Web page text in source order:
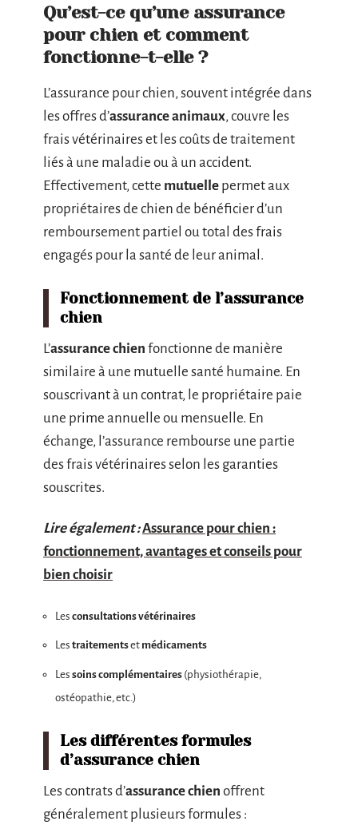
Qu’est-ce qu’une assurance
pour chien et comment
fonctionne-t-elle ?
L’assurance pour chien, souvent intégrée dans
les offres d’assurance animaux, couvre les
frais vétérinaires et les coûts de traitement
liés à une maladie ou à un accident.
Effectivement, cette mutuelle permet aux
propriétaires de chien de bénéficier d’un
remboursement partiel ou total des frais
engagés pour la santé de leur animal.
Fonctionnement de l’assurance
chien
L’assurance chien fonctionne de manière
similaire à une mutuelle santé humaine. En
souscrivant à un contrat, le propriétaire paie
une prime annuelle ou mensuelle. En
échange, l’assurance rembourse une partie
des frais vétérinaires selon les garanties
souscrites.
Lire également :Assurance pour chien :
fonctionnement, avantages et conseils pour
bien choisir
Les consultations vétérinaires
Les traitementset médicaments
Les soins complémentaires (physiothérapie,
ostéopathie, etc.)
Les différentes formules
d’assurance chien
Les contrats d’assurance chien offrent
généralement plusieurs formules :